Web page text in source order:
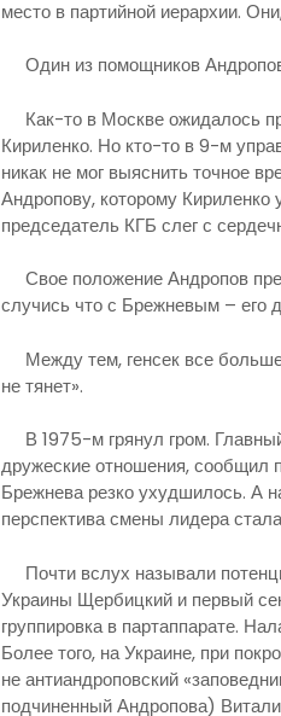
место в партийной иерархии.
Один из помощников
Как-то в Москве ожидалось
Кириленко. Но кто-то в 9-м
никак не мог выяснить точное
Андропову, которому Кириленко
председатель КГБ слег с
Свое положение Андропов
случись что с Брежневым – его
Между тем, генсек все
не тянет».
В 1975-м грянул гром.
дружеские отношения, сообщил
Брежнева резко ухудшилось. А
перспектива смены лидера
Почти вслух называли
Украины Щербицкий и первый
группировка в партаппарате.
Более того, на Украине, при
не антиандроповский
подчиненный Андропова)